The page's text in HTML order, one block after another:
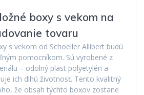
boxy s vekom na
tovaru
s vekom od Schoeller Allibert budú
pomocníkom. Sú vyrobené z
– odolný plast polyetylén a
ich dlhú životnosť. Tento kvalitný
že obsah týchto boxov zostane